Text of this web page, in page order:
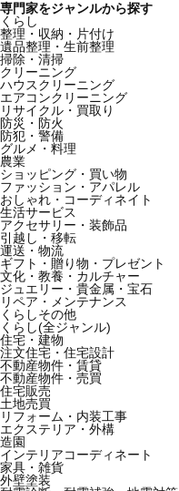
専門家をジャンルから探す
くらし
整理・収納・片付け
遺品整理・生前整理
掃除・清掃
クリーニング
ハウスクリーニング
エアコンクリーニング
リサイクル・買取り
防災・防火
防犯・警備
グルメ・料理
農業
ショッピング・買い物
ファッション・アパレル
おしゃれ・コーディネイト
生活サービス
アクセサリー・装飾品
引越し・移転
運送・物流
ギフト・贈り物・プレゼント
文化・教養・カルチャー
ジュエリー・貴金属・宝石
リペア・メンテナンス
くらしその他
くらし(全ジャンル)
住宅・建物
注文住宅・住宅設計
不動産物件・賃貸
不動産物件・売買
住宅販売
土地売買
リフォーム・内装工事
エクステリア・外構
造園
インテリアコーディネート
家具・雑貨
外壁塗装